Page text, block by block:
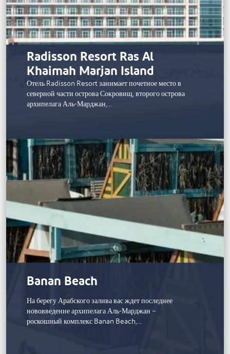
Radisson Resort Ras Al
Khaimah Marjan Island
Отель Radisson Resort занимает почетное место в
северной части острова Сокровищ, второго острова
архипелага Аль-Марджан,…
Banan Beach
На берегу Арабского залива вас ждет последнее
нововведение архипелага Аль-Марджан −
роскошный комплекс Banan Beach,…
Sofitel Al Hamra Beach Resort
Погрузитесь в атмосферу релаксации на пляже или
в одном из наших четырех великолепных
бассейнов. Почувствуйте блаженство ухода за